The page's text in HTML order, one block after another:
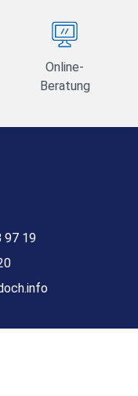
Online-
Beratung
97 19